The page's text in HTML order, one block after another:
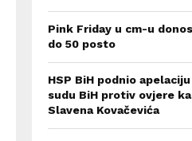
Pink Friday u cm-u
do 50 posto
HSP BiH podnio
sudu BiH protiv ovjere
Slavena Kovačevića